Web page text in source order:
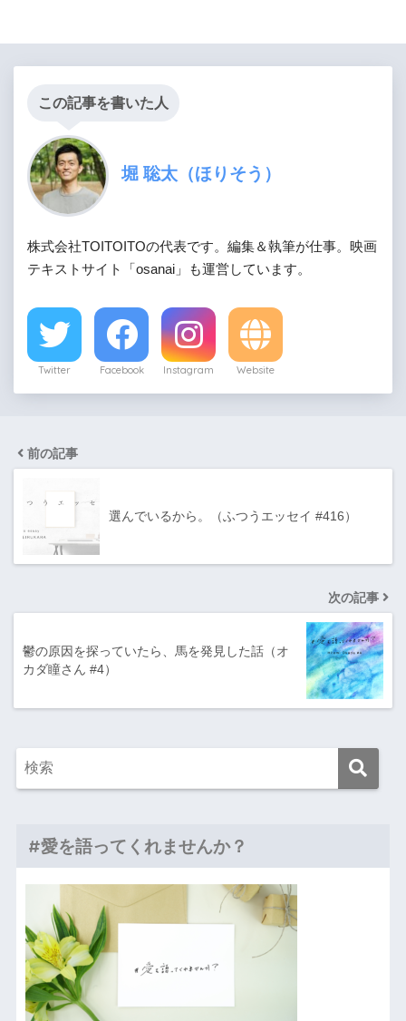
この記事を書いた人
堀 聡太（ほりそう）
株式会社TOITOITOの代表です。編集＆執筆が仕事。映画
テキストサイト「osanai」も運営しています。
Twitter Facebook Instagram Website
前の記事
選んでいるから。（ふつうエッセイ #416）
次の記事
鬱の原因を探っていたら、馬を発見した話（オ
カダ瞳さん #4）
#愛を語ってくれませんか？